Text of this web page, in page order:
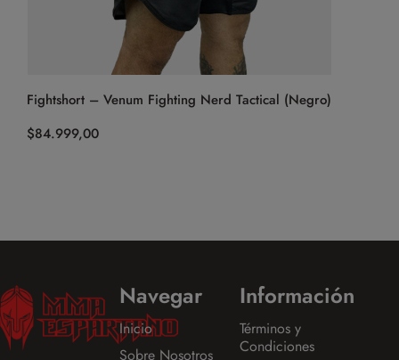
Fightshort – Venum Fighting Nerd Tactical (Negro)
$84.999,00
Navegar
Inicio
Sobre Nosotros
Información
Términos y
Condiciones